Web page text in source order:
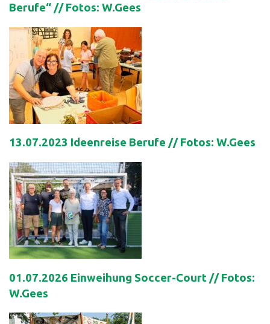
Berufe“ // Fotos: W.Gees
13.07.2023 Ideenreise Berufe // Fotos: W.Gees
01.07.2026 Einweihung Soccer-Court // Fotos:
W.Gees